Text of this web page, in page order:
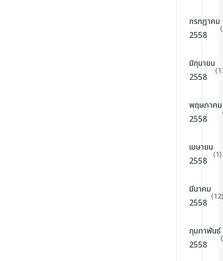
กรกฎาคม
2558
มิถุนายน
2558
พฤษภาคม
2558
เมษายน
2558
(1)
มีนาคม
2558
(12)
กุมภาพันธ์
2558